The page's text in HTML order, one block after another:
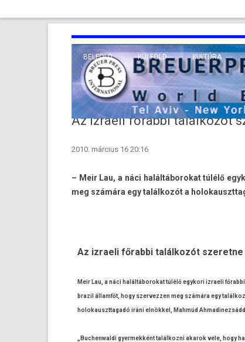
BELFÖLD KÜLFÖLD
EURÓPA
KÖZEL-KELET
TENGERENTÚL
KULTÚRA
VALLÁS
Az izraeli főrabbi találkozót
2010. március 16 20:16
– Meir Lau, a náci halál­táborokat túlélő
meg számára egy találkozót a
Az iz­raeli főrabbi találkozót
Meir Lau, a náci halál­táborokat túlélő egykori iz­raeli
brazil államfőt, hogy szer­vezz­en meg számára egy
holokauszttagadó iráni elnökkel, Mahmúd
„Buc­henwal­di gyer­mekként talál­kozni akarok vele, hogy